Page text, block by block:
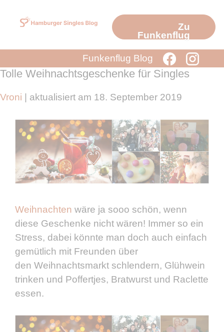
Inhalt
Zu
Funkenflug
Funkenflug Blog
Tolle Weihnachtsgeschenke für Singles
Vroni | aktualisiert am 18. September 2019
Weihnachten wäre ja sooo schön, wenn
diese Geschenke nicht wären! Immer so ein
Stress, dabei könnte man doch auch einfach
gemütlich mit Freunden über
den Weihnachtsmarkt schlendern, Glühwein
trinken und Poffertjes, Bratwurst und Raclette
essen.